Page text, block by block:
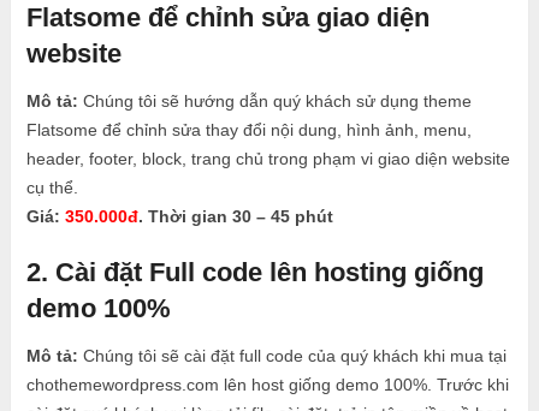
Flatsome để chỉnh sửa giao diện
website
Mô tả: Chúng tôi sẽ hướng dẫn quý khách sử dụng theme
Flatsome để chỉnh sửa thay đổi nội dung, hình ảnh, menu,
header, footer, block, trang chủ trong phạm vi giao diện website
cụ thể.
Giá: 350.000đ. Thời gian 30 – 45 phút
2. Cài đặt Full code lên hosting giống
demo 100%
Mô tả: Chúng tôi sẽ cài đặt full code của quý khách khi mua tại
chothemewordpress.com lên host giống demo 100%. Trước khi